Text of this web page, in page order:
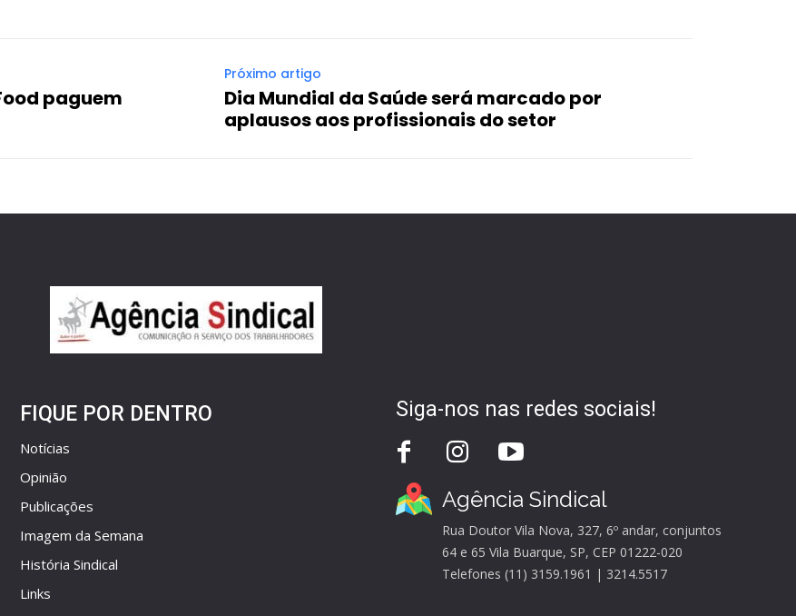
paguem
Próximo artigo
Dia Mundial da Saúde será marcado por
aplausos aos profissionais do setor
FIQUE POR DENTRO
Notícias
Opinião
Publicações
Imagem da Semana
História Sindical
Links
Siga-nos nas redes sociais!
Agência Sindical
Rua Doutor Vila Nova, 327, 6º andar, conjuntos
64 e 65 Vila Buarque, SP, CEP 01222-020
Telefones (11) 3159.1961 | 3214.5517